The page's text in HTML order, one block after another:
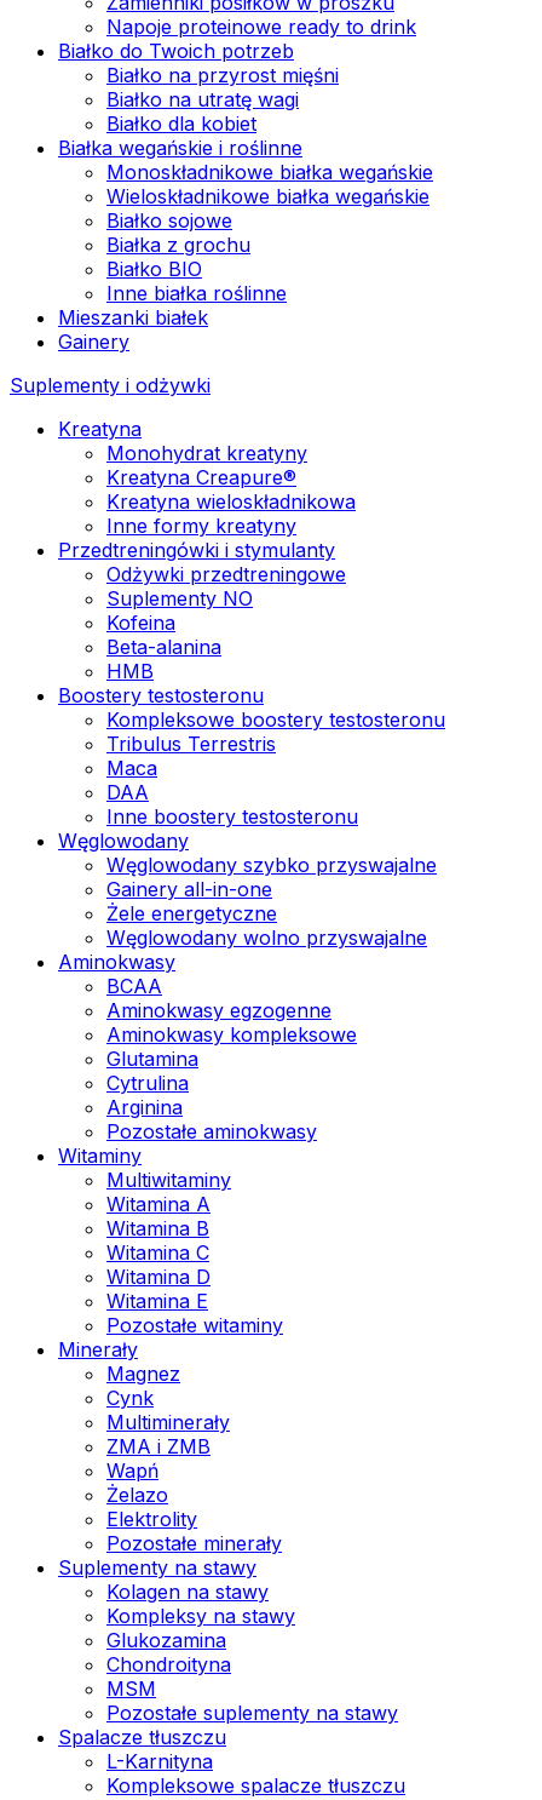
Napoje proteinowe ready to drink
Białko do Twoich potrzeb
Białko na przyrost mięśni
Białko na utratę wagi
Białko dla kobiet
Białka wegańskie i roślinne
Monoskładnikowe białka wegańskie
Wieloskładnikowe białka wegańskie
Białko sojowe
Białka z grochu
Białko BIO
Inne białka roślinne
Mieszanki białek
Gainery
Suplementy i odżywki
Kreatyna
Monohydrat kreatyny
Kreatyna Creapure®
Kreatyna wieloskładnikowa
Inne formy kreatyny
Przedtreningówki i stymulanty
Odżywki przedtreningowe
Suplementy NO
Kofeina
Beta-alanina
HMB
Boostery testosteronu
Kompleksowe boostery testosteronu
Tribulus Terrestris
Maca
DAA
Inne boostery testosteronu
Węglowodany
Węglowodany szybko przyswajalne
Gainery all-in-one
Żele energetyczne
Węglowodany wolno przyswajalne
Aminokwasy
BCAA
Aminokwasy egzogenne
Aminokwasy kompleksowe
Glutamina
Cytrulina
Arginina
Pozostałe aminokwasy
Witaminy
Multiwitaminy
Witamina A
Witamina B
Witamina C
Witamina D
Witamina E
Pozostałe witaminy
Minerały
Magnez
Cynk
Multiminerały
ZMA i ZMB
Wapń
Żelazo
Elektrolity
Pozostałe minerały
Suplementy na stawy
Kolagen na stawy
Kompleksy na stawy
Glukozamina
Chondroityna
MSM
Pozostałe suplementy na stawy
Spalacze tłuszczu
L-Karnityna
Kompleksowe spalacze tłuszczu